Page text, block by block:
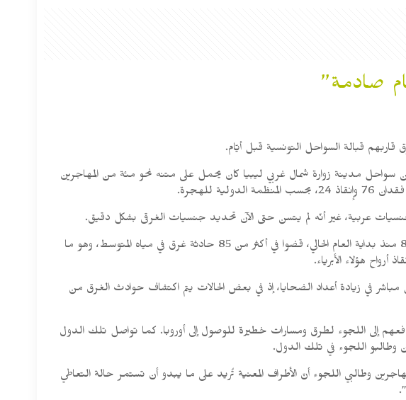
صادمة”
قبالة السواحل التونسية قبل أيّام.
نسخة منه لـ “عربي21”: إنّ القارب المطاطي الذي أبحر من سواحل مدينة زوارة شمال غربي ليبيا كان يحمل على متنه نحو مئة من المهاجرين
للهجرة.
عربية، غير أنّه لم يتسن حتى الآن تحديد جنسيات الغرقى بشكل دقيق.
وأوضح المرصد الأورومتوسطي أنّه مع هذه الحادثة، يرتفع عدد الضحايا الموثّقين من المهاجرين وطالبي اللجوء إلى نحو 800 منذ بداية العام الحالي، قضوا في أكثر من 85 حادثة غرق في مياه المتوسط، وهو ما
هؤلاء الأبرياء.
في زيادة أعداد الضحايا، إذ في بعض الحالات يتم اكتشاف حوادث الغرق من
إلى اللجوء لطرق ومسارات خطيرة للوصول إلى أوروبا. كما تواصل تلك الدول
وطالبو اللجوء في تلك الدول.
وطالبي اللجوء أنّ الأطراف المعنية تُريد على ما يبدو أن تستمر حالة التعاطي